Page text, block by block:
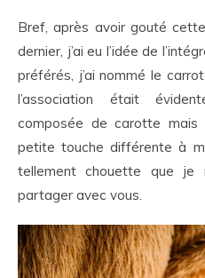
Bref, après avoir gouté
dernier, j’ai eu l’idée de
préférés, j’ai nommé le
l’association était
composée de carotte
petite touche différente à
tellement chouette que je
partager avec vous.